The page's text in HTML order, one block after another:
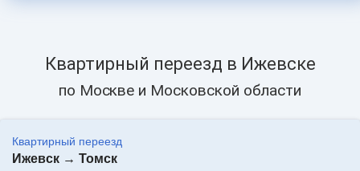
Квартирный переезд в Ижевске
по Москве и Московской области
Квартирный переезд
Ижевск → Томск